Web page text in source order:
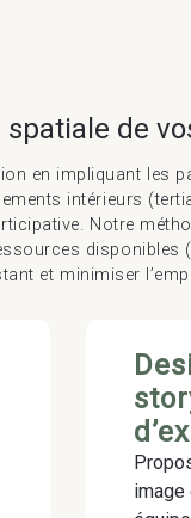
de
en impliquant les
intérieurs
Notre
disponibles
et minimiser
image